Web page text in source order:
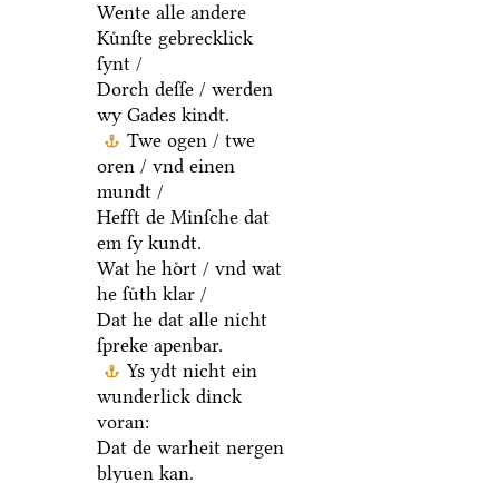
Wente alle andere
Kuͤnſte gebrecklick
ſynt /
Dorch deſſe / werden
wy Gades kindt.
Twe ogen / twe
oren / vnd einen
mundt /
Hefft de Minſche dat
em ſy kundt.
Wat he hoͤrt / vnd wat
he ſuͤth klar /
Dat he dat alle nicht
ſpreke apenbar.
Ys ydt nicht ein
wunderlick dinck
voran:
Dat de warheit nergen
blyuen kan.